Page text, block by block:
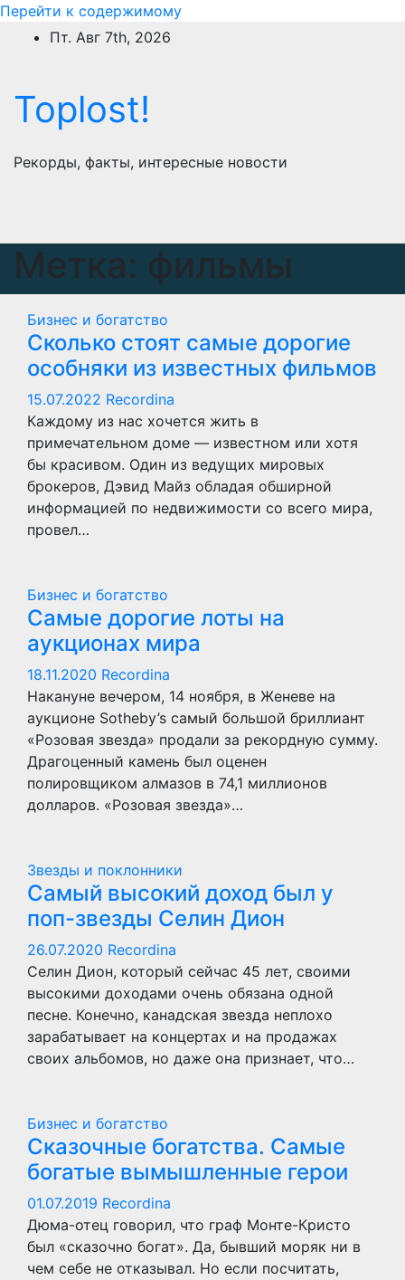
Перейти к содержимому
Пт. Авг 7th, 2026
Toplost!
Рекорды, факты, интересные новости
Метка: фильмы
Бизнес и богатство
Сколько стоят самые дорогие
особняки из известных фильмов
15.07.2022 Recordina
Каждому из нас хочется жить в
примечательном доме — известном или хотя
бы красивом. Один из ведущих мировых
брокеров, Дэвид Майз обладая обширной
информацией по недвижимости со всего мира,
провел…
Бизнес и богатство
Самые дорогие лоты на
аукционах мира
18.11.2020 Recordina
Накануне вечером, 14 ноября, в Женеве на
аукционе Sotheby’s самый большой бриллиант
«Розовая звезда» продали за рекордную сумму.
Драгоценный камень был оценен
полировщиком алмазов в 74,1 миллионов
долларов. «Розовая звезда»…
Звезды и поклонники
Самый высокий доход был у
поп-звезды Селин Дион
26.07.2020 Recordina
Селин Дион, который сейчас 45 лет, своими
высокими доходами очень обязана одной
песне. Конечно, канадская звезда неплохо
зарабатывает на концертах и на продажах
своих альбомов, но даже она признает, что…
Бизнес и богатство
Сказочные богатства. Самые
богатые вымышленные герои
01.07.2019 Recordina
Дюма-отец говорил, что граф Монте-Кристо
был «сказочно богат». Да, бывший моряк ни в
чем себе не отказывал. Но если посчитать,